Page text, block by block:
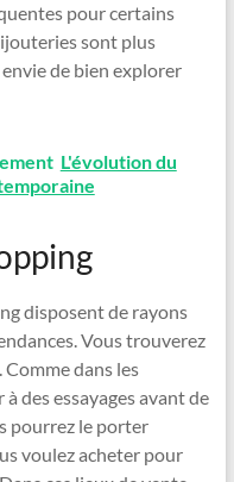
pour certains
sont plus
de bien explorer
L'évolution du
disposent de rayons
Vous trouverez
Comme dans les
des essayages avant de
pourrez le porter
voulez acheter pour